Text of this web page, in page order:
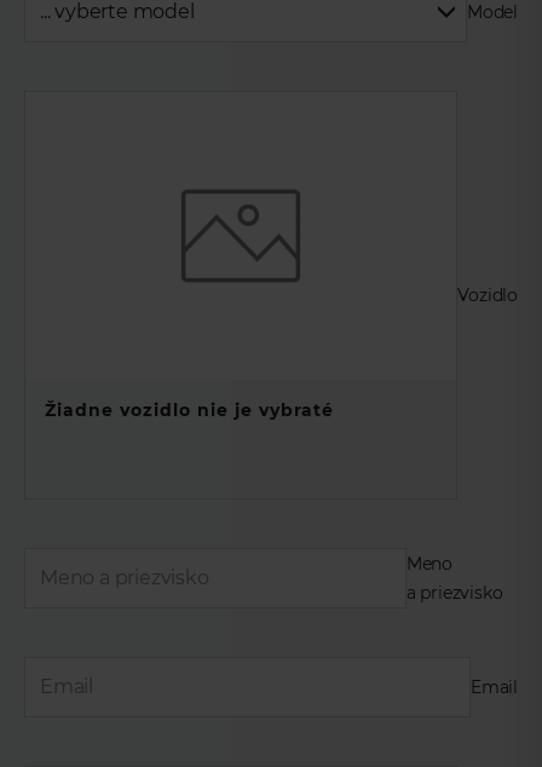
Model
Žiadne vozidlo nie je vybraté
Vozidlo
Meno
a priezvisko
Email